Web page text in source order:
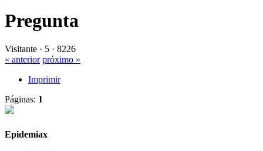
Pregunta
Visitante · 5 · 8226
« anterior próximo »
Imprimir
Páginas: 1
Epidemiax